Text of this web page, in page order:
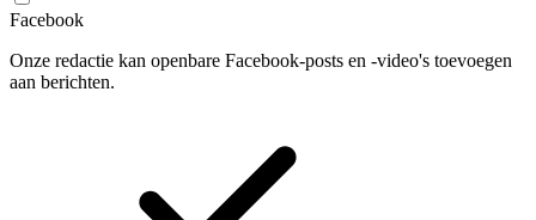
Facebook
Onze redactie kan openbare Facebook-posts en -video's toevoegen
aan berichten.